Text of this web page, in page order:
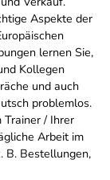
Aspekte der
lernen Sie,
Kollegen
und auch
problemlos.
/ Ihrer
Arbeit im
B. Bestellungen,